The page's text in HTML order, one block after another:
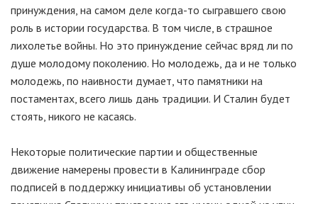
принуждения, на самом деле когда-то сыгравшего свою
роль в истории государства. В том числе, в страшное
лихолетье войны. Но это принуждение сейчас вряд ли по
душе молодому поколению. Но молодежь, да и не только
молодежь, по наивности думает, что памятники на
постаментах, всего лишь дань традиции. И Сталин будет
стоять, никого не касаясь.
Некоторые политические партии и общественные
движение намерены провести в Калининграде сбор
подписей в поддержку инициативы об установлении